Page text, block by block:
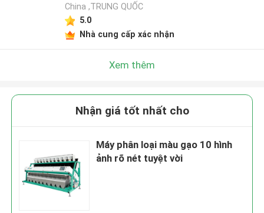
China ,TRUNG QUỐC
5.0
Nhà cung cấp xác nhận
Xem thêm
Nhận giá tốt nhất cho
Máy phân loại màu gạo 10 hình
ảnh rõ nét tuyệt vời